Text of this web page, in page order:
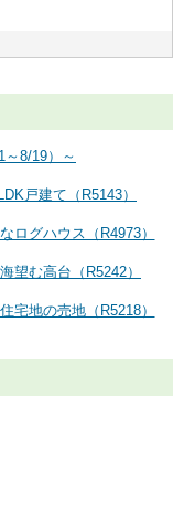
～8/19）～
戸建て（R5143）
ログハウス（R4973）
望む高台（R5242）
宅地の売地（R5218）